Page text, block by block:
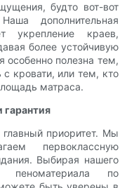
будто вот-вот
дополнительная
укрепление краев,
более устойчивую
особенно полезна тем,
кровати, или тем, кто
матраса.
гарантия
приоритет. Мы
первоклассную
Выбирая нашего
пеноматериала по